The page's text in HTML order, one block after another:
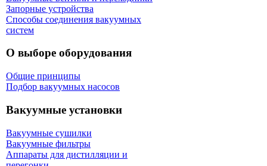
Запорные устройства
Способы соединения вакуумных
систем
О выборе оборудования
Общие принципы
Подбор вакуумных насосов
Вакуумные установки
Вакуумные сушилки
Вакуумные фильтры
Аппараты для дистилляции и